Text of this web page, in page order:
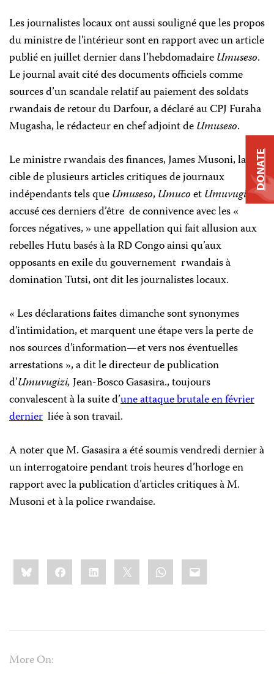
Les journalistes locaux ont aussi souligné que les propos
du ministre de l’intérieur sont en rapport avec un article
publié en juillet dernier dans l’hebdomadaireUmuseso.
Le journal avait cité des documents officiels comme
sources d’un scandale relatif au paiement des soldats
rwandais de retour du Darfour, a déclaré au CPJ Furaha
Mugasha, le rédacteur en chef adjoint deUmuseso.
Le ministre rwandais des finances, James Musoni, la
cible de plusieurs articles critiques de journaux
indépendants tels queUmuseso,UmucoetUmuvugizi, a
accusé ces derniers d’être de connivence avec les «
forces négatives, » une appellation qui fait allusion aux
rebelles Hutu basés à la RD Congo ainsi qu’aux
opposants en exile du gouvernement rwandais à
domination Tutsi, ont dit les journalistes locaux.
« Les déclarations faites dimanche sont synonymes
d’intimidation, et marquent une étape vers la perte de
nos sources d’information—et vers nos éventuelles
arrestations », a dit le directeur de publication
d’Umuvugizi,Jean-Bosco Gasasira., toujours
convalescent à la suite d’une attaque brutale en février
dernier liée à son travail.
A noter que M. Gasasira a été soumis vendredi dernier à
un interrogatoire pendant trois heures d’horloge en
rapport avec la publication d’articles critiques à M.
Musoni et à la police rwandaise.
Share
this:BlueskyFacebookLinkedIn WhatsApp
Email
More On:
DONATE